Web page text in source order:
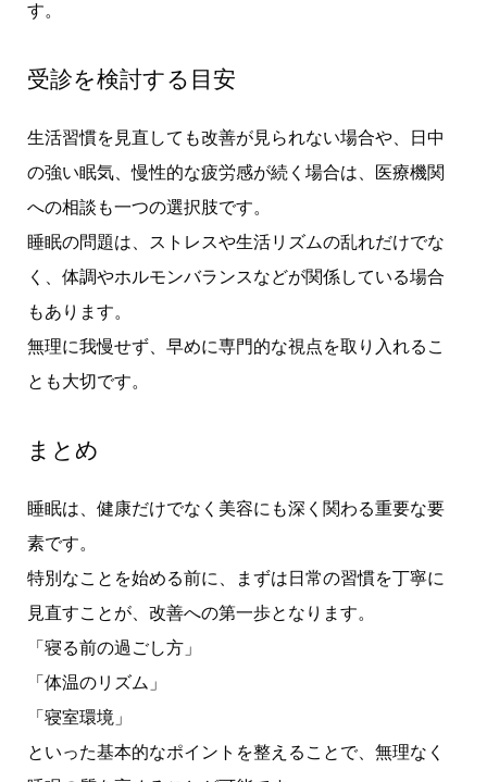
す。
受診を検討する目安
生活習慣を見直しても改善が見られない場合や、日中
の強い眠気、慢性的な疲労感が続く場合は、医療機関
への相談も一つの選択肢です。
睡眠の問題は、ストレスや生活リズムの乱れだけでな
く、体調やホルモンバランスなどが関係している場合
もあります。
無理に我慢せず、早めに専門的な視点を取り入れるこ
とも大切です。
まとめ
睡眠は、健康だけでなく美容にも深く関わる重要な要
素です。
特別なことを始める前に、まずは日常の習慣を丁寧に
見直すことが、改善への第一歩となります。
「寝る前の過ごし方」
「体温のリズム」
「寝室環境」
といった基本的なポイントを整えることで、無理なく